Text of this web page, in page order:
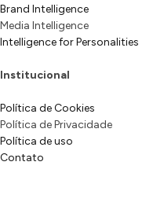
Brand Intelligence
Media Intelligence
Intelligence for Personalities
Institucional
Política de Cookies
Política de Privacidade
Política de uso
Contato